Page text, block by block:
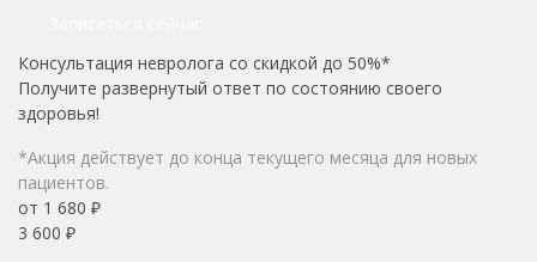
Консультация невролога со скидкой до 50%*
Получите развернутый ответ по состоянию своего
здоровья!
*Акция действует до конца текущего месяца для новых
пациентов.
от 1 680 ₽
3 600 ₽